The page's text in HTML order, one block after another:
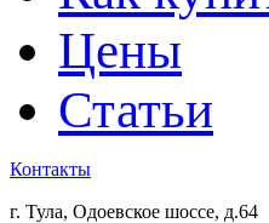
Цены
Статьи
Контакты
г. Тула, Одоевское шоссе, д.64